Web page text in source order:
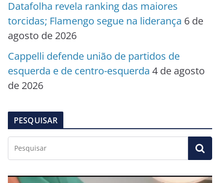
Datafolha revela ranking das maiores
torcidas; Flamengo segue na liderança 6 de
agosto de 2026
Cappelli defende união de partidos de
esquerda e de centro-esquerda 4 de agosto
de 2026
PESQUISAR